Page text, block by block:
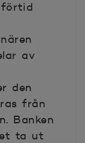
förtid
av
den
från
Banken
ta ut